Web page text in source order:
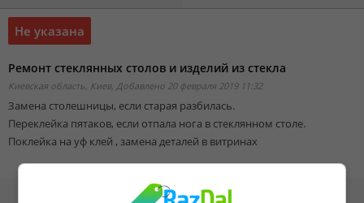
Не указана
Ремонт стеклянных столов и изделий из стекла
Киевская область, Киев, Добавлено 20 февраля 2019 11:32
Замена столешницы, если старая разбилась.
Переклейка пятаков, если отпала нога в стеклянном столе.
Поклейка на уф клей , замена деталей в витринах